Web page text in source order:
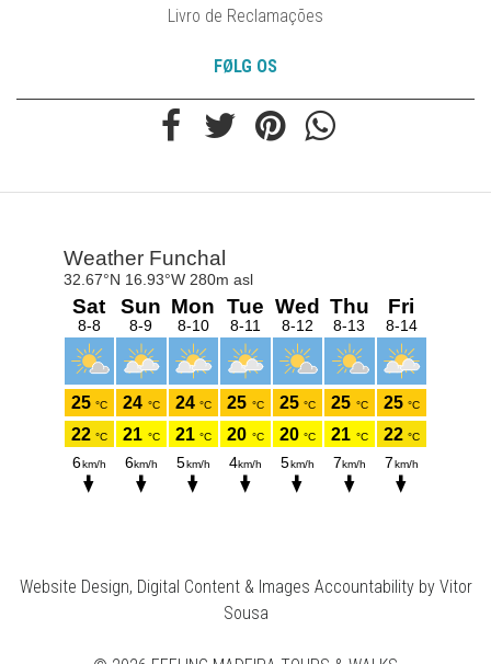
Livro de Reclamações
FØLG OS
Website Design, Digital Content & Images Accountability by Vitor
Sousa